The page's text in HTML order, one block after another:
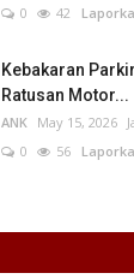
0 42
Kebakaran
Ratusan Motor...
ANK May 15, 2026
0
56